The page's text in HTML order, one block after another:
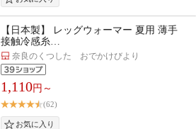
【日本製】 レッグウォーマー 夏用 薄手
接触冷感糸…
奈良のくつした おでかけびより
1,110円～
(62)